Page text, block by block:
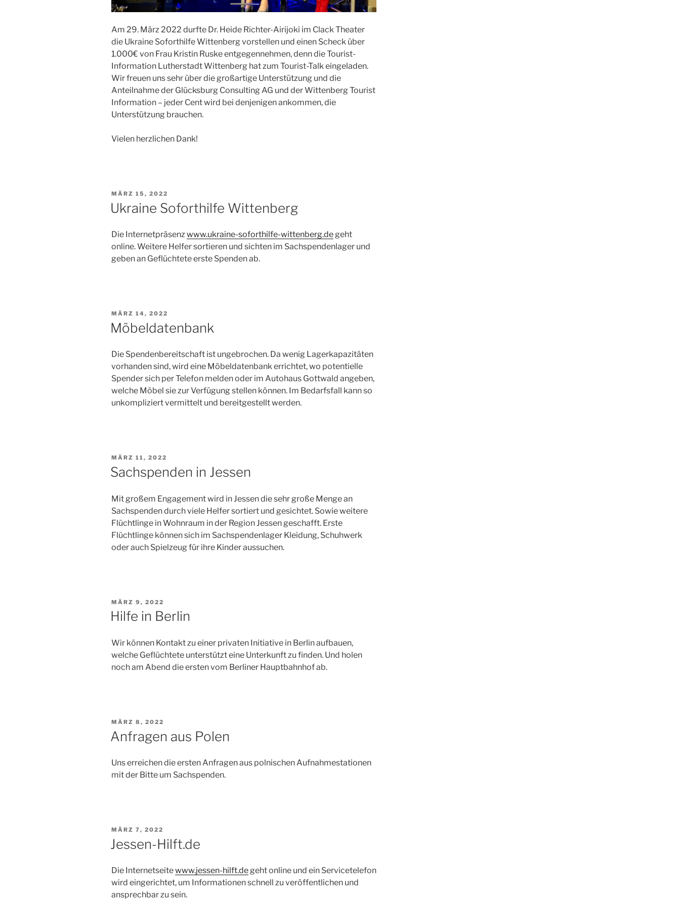
Am 29. März 2022 durfte Dr. Heide Richter-Airijoki im Clack Theater
die Ukraine Soforthilfe Wittenberg vorstellen und einen Scheck über
1.000€ von Frau Kristin Ruske entgegennehmen, denn die Tourist-
Information Lutherstadt Wittenberg hat zum Tourist-Talk eingeladen.
Wir freuen uns sehr über die großartige Unterstützung und die
Anteilnahme der Glücksburg Consulting AG und der Wittenberg Tourist
Information – jeder Cent wird bei denjenigen ankommen, die
Unterstützung brauchen.
Vielen herzlichen Dank!
VERÖFFENTLICHT
MÄRZ 15, 2022
Ukraine Soforthilfe Wittenberg
Die Internetpräsenzwww.ukraine-soforthilfe-wittenberg.degeht
online. Weitere Helfer sortieren und sichten im Sachspendenlager und
geben an Geflüchtete erste Spenden ab.
VERÖFFENTLICHT
AM
MÄRZ 14, 2022
Möbeldatenbank
Die Spendenbereitschaft ist ungebrochen. Da wenig Lagerkapazitäten
vorhanden sind, wird eine Möbeldatenbank errichtet, wo potentielle
Spender sich per Telefon melden oder im Autohaus Gottwald angeben,
welche Möbel sie zur Verfügung stellen können. Im Bedarfsfall kann so
unkompliziert vermittelt und bereitgestellt werden.
VERÖFFENTLICHT
AM
MÄRZ 11, 2022
Sachspenden in Jessen
Mit großem Engagement wird in Jessen die sehr große Menge an
Sachspenden durch viele Helfer sortiert und gesichtet. Sowie weitere
Flüchtlinge in Wohnraum in der Region Jessen geschafft. Erste
Flüchtlinge können sich im Sachspendenlager Kleidung, Schuhwerk
oder auch Spielzeug für ihre Kinder aussuchen.
VERÖFFENTLICHT
AM
MÄRZ 9, 2022
Hilfe in Berlin
Wir können Kontakt zu einer privaten Initiative in Berlin aufbauen,
welche Geflüchtete unterstützt eine Unterkunft zu finden. Und holen
noch am Abend die ersten vom Berliner Hauptbahnhof ab.
VERÖFFENTLICHT
MÄRZ 8, 2022
Anfragen aus Polen
Uns erreichen die ersten Anfragen aus polnischen Aufnahmestationen
mit der Bitte um Sachspenden.
VERÖFFENTLICHT
AM
MÄRZ 7, 2022
Jessen-Hilft.de
Die Internetseitewww.jessen-hilft.degeht online und ein Servicetelefon
wird eingerichtet, um Informationen schnell zu veröffentlichen und
ansprechbar zu sein.